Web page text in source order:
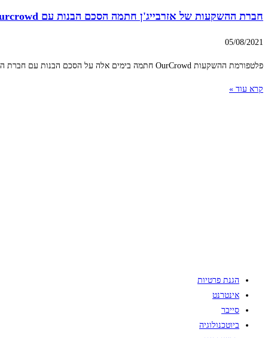
חברת ההשקעות של אזרבייג'ן חתמה הסכם הבנות עם Ourcrowd
05/08/2021
פלטפורמת ההשקעות OurCrowd חתמה בימים אלה על הסכם הבנות עם חברת ההשקעות של אזרבייג'ן (AIC), המיוצגת על ידי היו"ר שלה, שר הכלכלה של אזרבייג'ן, מיכאיל
קרא עוד »
הגנת פרטיות
אינטרנט
סייבר
ביוטכנולוגיה